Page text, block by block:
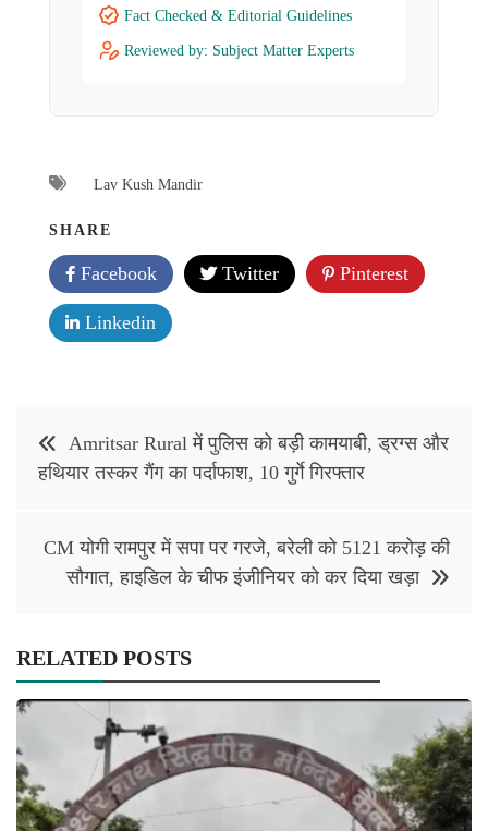
Fact Checked & Editorial Guidelines
Reviewed by: Subject Matter Experts
Lav Kush Mandir
SHARE
Facebook Twitter Pinterest
Linkedin
navigation
Amritsar Rural में पुलिस को बड़ी कामयाबी, ड्रग्स और
हथियार तस्कर गैंग का पर्दाफाश, 10 गुर्गे गिरफ्तार
CM योगी रामपुर में सपा पर गरजे, बरेली को 5121 करोड़ की
सौगात, हाइडिल के चीफ इंजीनियर को कर दिया खड़ा
RELATED POSTS